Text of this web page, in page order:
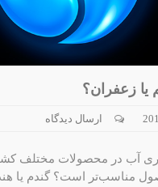
یا زعفران؟
ارسال دیدگاه
آب در محصولات مختلف
مناسب‌تر است؟ گندم یا